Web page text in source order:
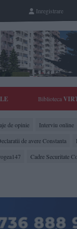
Inregistrare
Biblioteca
de opinie Interviu online
de avere Constanta
Cadre Securitate